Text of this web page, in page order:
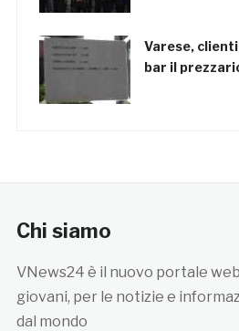
Varese,
bar il
Chi siamo
VNews24 è il nuovo portale
giovani, per le notizie e
dal mondo